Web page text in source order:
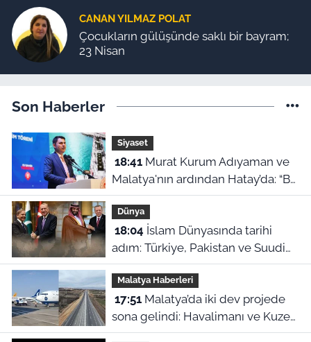
CANAN YILMAZ POLAT
Çocukların gülüşünde saklı bir bayram;
23 Nisan
Son Haberler
Siyaset
18:41Murat Kurum Adıyaman ve
Malatya'nın ardından Hatay’da: “Bu
işler ahbap çavuş ilişkisiyle
yürümez”
Dünya
18:04
adım: Türkiye, Pakistan ve Suudi
Arabistan'dan Ortak Savunma
Anlaşması!
Malatya Haberleri
17:51Malatya’da iki dev projede
sona gelindi: Havalimanı ve Kuzey
Çevre Yolu için açılış tarihleri ilan